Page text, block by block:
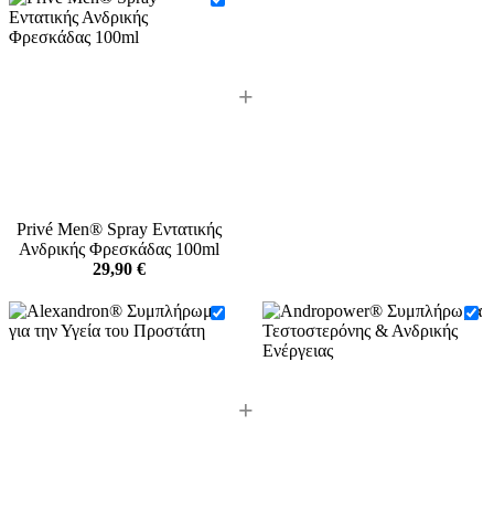
Privé Men® Spray Εντατικής
Ανδρικής Φρεσκάδας 100ml
29,90 €
+
+